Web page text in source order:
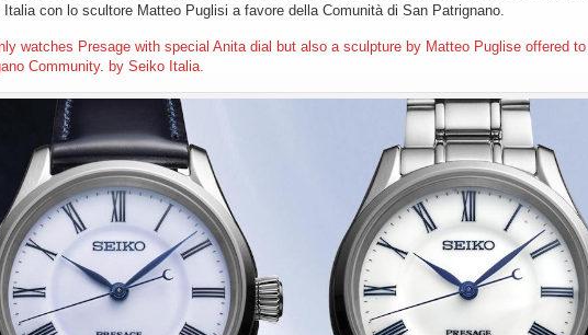
Italia con lo scultore Matteo Puglisi a favore della Comunità di San Patrignano.
watches Presage with special Anita dial but also a sculpture by Matteo Puglise offered
Community. by Seiko Italia.